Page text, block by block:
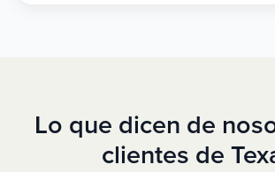
Lo que dicen de
clientes de